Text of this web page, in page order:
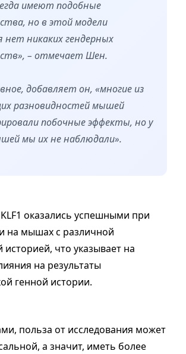
имеют подобные
но в этой модели
нет никаких гендерных
– отмечает Шен.
добавляет он, «многие из
разновидностей мышей
побочные эффекты, но у
мы их не наблюдали».
оказались успешными при
на мышах с различной
историей, что указывает на
на результаты
генной истории.
польза от исследования может
а значит, иметь более